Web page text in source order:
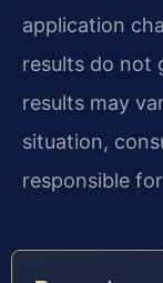
application
results do not
results may
situation,
responsible